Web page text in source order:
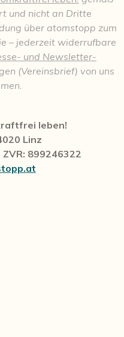
und nicht an Dritte
über atomstopp zum
– jederzeit widerrufbare
und Newsletter-
(Vereinsbrief) von uns
leben!
Linz
899246322